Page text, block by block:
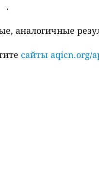
.
аналогичные
сайты aqicn.org/